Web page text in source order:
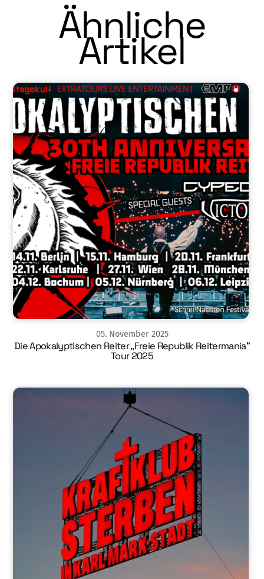
Ähnliche
Artikel
05. November 2025
Die Apokalyptischen Reiter „Freie Republik Reitermania“
Tour 2025